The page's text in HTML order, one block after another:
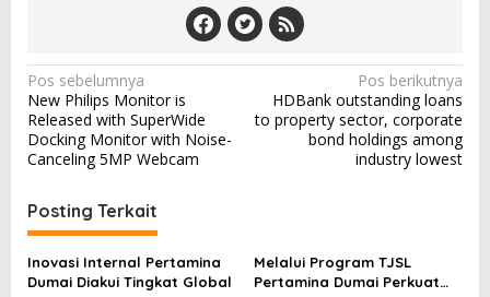
N
a
v
i
g
a
s
Pos sebelumnya
New Philips Monitor is
Released with SuperWide
Docking Monitor with Noise-
Canceling 5MP Webcam
Pos berikutnya
HDBank outstanding loans
to property sector, corporate
bond holdings among
industry lowest
Posting Terkait
Inovasi Internal Pertamina
Dumai Diakui Tingkat Global
Melalui Program TJSL
Pertamina Dumai Perkuat